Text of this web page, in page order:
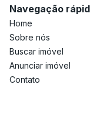
Navegação
Home
Sobre nós
Buscar imóvel
Anunciar imóvel
Contato